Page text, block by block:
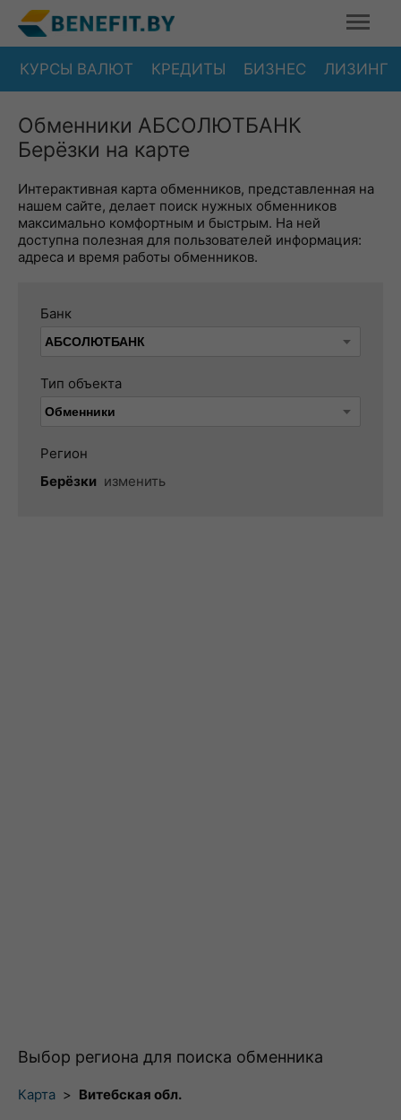
КУРСЫ ВАЛЮТ КРЕДИТЫ БИЗНЕС ЛИЗИНГ
Обменники АБСОЛЮТБАНК
Берёзки на карте
Интерактивная карта обменников, представленная на
нашем сайте, делает поиск нужных обменников
максимально комфортным и быстрым. На ней
доступна полезная для пользователей информация:
адреса и время работы обменников.
Банк
Тип объекта
Регион
Берёзки изменить
Выбор региона для поиска обменника
Карта > Витебская обл.